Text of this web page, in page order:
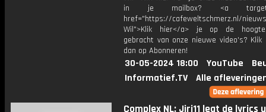
in je mailbox? <a
href="https://cafeweltschmerz.nl/
Wil">Klik hier</a> je op de
gebracht van onze nieuwe video's? Klik
dan op Abonneren!
30-05-2024 18:00 YouTube
Informatief.TV
Alle
Complex NL: Jiri11 legt de lyrics